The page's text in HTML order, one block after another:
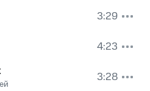
3:29
4:23
3:28